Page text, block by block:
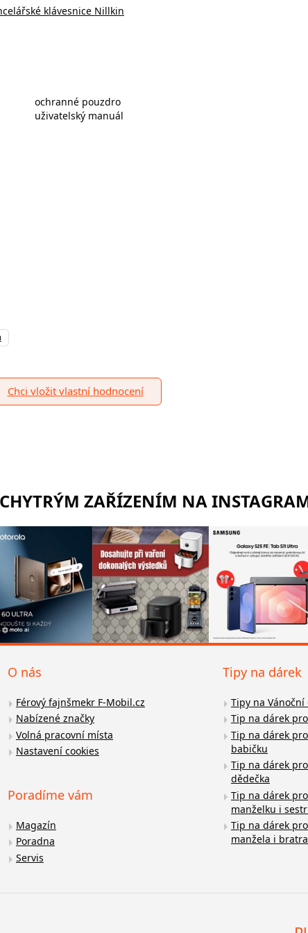
klávesnice Nillkin
ochranné pouzdro
uživatelský manuál
Chci vložit vlastní hodnocení
CHYTRÝM ZAŘÍZENÍM NA
O nás
Férový fajnšmekr F-Mobil.cz
Nabízené značky
Volná pracovní místa
Nastavení cookies
Poradíme vám
Magazín
Poradna
Servis
Tipy na dárek
Tipy na Vánoční
Tip na dárek
Tip na dárek pro
babičku
Tip na dárek pro
dědečka
Tip na dárek pro
manželku i
Tip na dárek pro
manžela i bratra